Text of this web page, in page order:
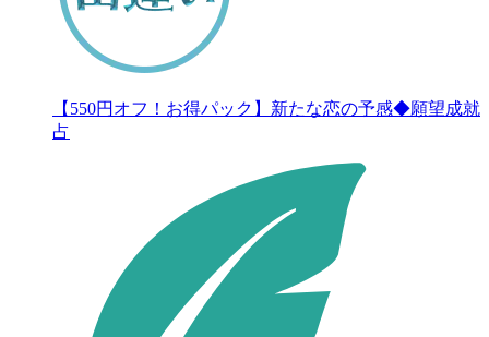
【550円オフ！お得パック】新たな恋の予感◆願望成就
占